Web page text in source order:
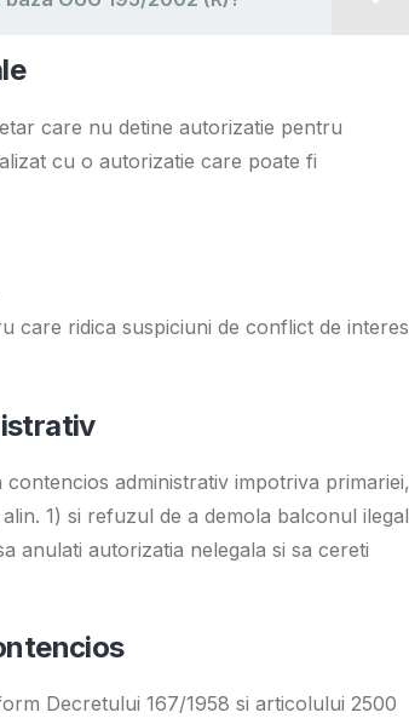
care nu detine autorizatie pentru
cu o autorizatie care poate fi
care ridica suspiciuni de conflict de
administrativ impotriva primariei,
1) si refuzul de a demola balconul ilegal
anulati autorizatia nelegala si sa cereti
Decretului 167/1958 si articolului 2500